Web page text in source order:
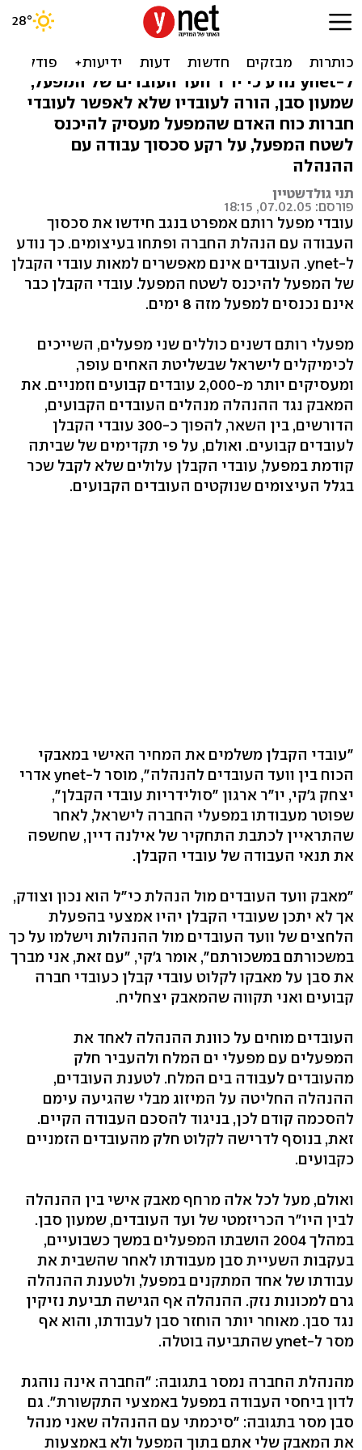
התחדשו שיבושי העבודה
במפעל רותם אמפרט
ל-ynet נודע כי יו"ר וועד העובדים של המפעל,
שמעון סבן, הורה לעובדיו שלא לאפשר לעובדי
חברות כוח האדם שהמפעל מעסיק להיכנס
לשטח המפעל, על רקע סכסוך עבודה עם
ההנהלה
תני גולדשטיין
פורסם: 07.02.05, 18:15
עובדי מפעל רותם אמפרט בנגב חידשו את סכסוך
העבודה עם הנהלת החברה ופתחו בעיצומים. כך נודע
ל-ynet. העובדים אינם מאפשרים למאות עובדי הקבלן
של המפעל להיכנס לשטח המפעל. עובדי הקבלן כבר
אינם נכנסים למפעל מזה 8 ימים.
מפעלי רותם דשנים כוללים שני מפעלים, השייכים
לכימיקלים לישראל שבשליטת האחים עופר,
ומעסיקים יותר מ-2,000 עובדים קבועים וזמניים. את
המאבק נגד ההנהלה מנהלים העובדים הקבועים,
הדורשים, בין השאר, להפוך כ-300 עובדי הקבלן
לעובדים קבועים. ואולם, על פי תקדימים של שביתה
קודמת במפעל, עובדי הקבלן עלולים שלא לקבל שכר
בגלל העיצומים שנוקטים העובדים הקבועים.
"עובדי הקבלן משלמים את המחיר האישי במאבקי
הכוח בין וועד העובדים להנהלה", מוסר ל-ynet אדרי
יצחק ג'קי, יו"ר ארגון "סולידריות עובדי הקבלן",
שפוטר מעבודתו במפעלי החברה לישראל, לאחר
שהתראיין לכתבת התחקיר של אילנה דיין, שחשפה
את תנאי העבודה של עובדי הקבלן.
"מאבק וועד העובדים מול הנהלת כי"ל הוא נכון וצודק,
אך לא יתכן שעובדי הקבלן יהיו אמצעי בהפעלת
הלחצים של וועד העובדים מול ההנהלות וישלמו על כך
במשכורתם במשכורתם", אומר ג'קי, "עם זאת, אני מברך
את סבן על מאבקו לקלוט עובדי קבלן כעובדי חברה
קבועים ואני תקווה שהמאבק יצחליח.
העובדים מוחים על כוונת ההנהלה לאחד את
המפעלים עם מפעלי ים המלח ולהעביר חלק
מהעובדים לעבודה בים המלח. לטענת העובדים,
ההנהלה החליטה על המיזוג מבלי שהגיעה עימם
להסכמה קודם לכן, בניגוד להסכם העבודה הקיים.
זאת, בנוסף לדרישה לקלוט חלק מהעובדים הזמניים
כקבועים.
ואולם, מעל לכל אלה מרחף מאבק אישי בין ההנהלה
לבין היו"ר הכריזמטי של ועד העובדים, שמעון סבן.
במהלך 2004 הושבתו המפעלים במשך כשבועיים,
בעקבות השעיית סבן מעבודתו לאחר שהשבית את
עבודתו של אחד המתקנים במפעל, ולטענת ההנהלה
גרם למכונות נזק. ההנהלה אף הגישה תביעת נזיקין
נגד סבן. מאוחר יותר הוחזר סבן לעבודתו, והוא אף
מסר ל-ynet שהתביעה בוטלה.
מהנהלת החברה נמסר בתגובה: "החברה אינה נוהגת
לדון ביחסי העבודה במפעל באמצעי התקשורת". גם
סבן מסר בתגובה: "סיכמתי עם ההנהלה שאני מנהל
את המאבק שלי אתם בתוך המפעל ולא באמצעות